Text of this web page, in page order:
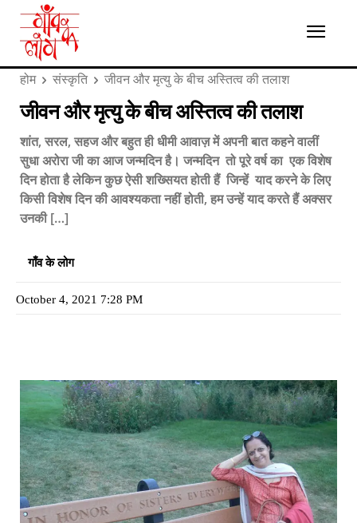
होम संस्कृति जीवन और मृत्यु के बीच अस्तित्व की तलाश
जीवन और मृत्यु के बीच अस्तित्व की तलाश
शांत, सरल, सहज और बहुत ही धीमी आवाज़ में अपनी बात कहने वालीं
सुधा अरोरा जी का आज जन्मदिन है। जन्मदिन तो पूरे वर्ष का एक विशेष
दिन होता है लेकिन कुछ ऐसी शख्सियत होती हैं जिन्हें याद करने के लिए
किसी विशेष दिन की आवश्यकता नहीं होती, हम उन्हें याद करते हैं अक्सर
उनकी […]
गाँव के लोग
October 4, 2021 7:28 PM